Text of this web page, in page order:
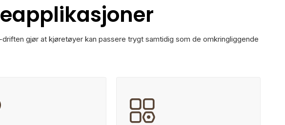
gjør at kjøretøyer kan passere trygt samtidig som de omkringliggende
